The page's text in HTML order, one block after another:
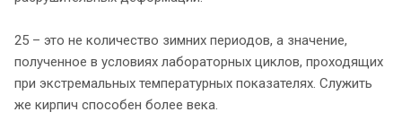
25 – это не количество зимних периодов, а значение,
полученное в условиях лабораторных циклов, проходящих
при экстремальных температурных показателях. Служить
же кирпич способен более века.